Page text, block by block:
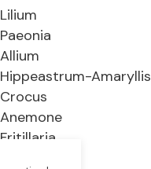
Lilium
Paeonia
Allium
Hippeastrum-Amaryllis
Crocus
Anemone
Fritillaria